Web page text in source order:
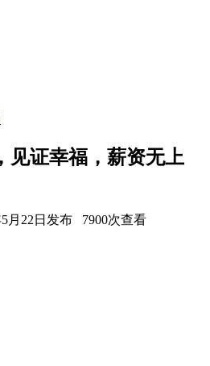
见证幸福，薪资无上
月22日发布 7900次查看